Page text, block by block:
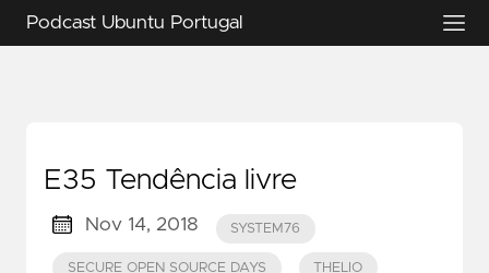
Podcast Ubuntu Portugal
E35 Tendência livre
Nov 14, 2018 SYSTEM76
SECURE OPEN SOURCE DAYS THELIO